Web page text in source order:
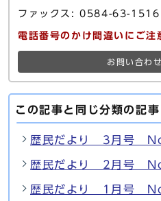
ファックス: 0584-63-1516
電話番号のかけ間違いにご注
お問い合わ
この記事と同じ分類の記事
歴民だより 3月号
歴民だより 2月号
歴民だより 1月号